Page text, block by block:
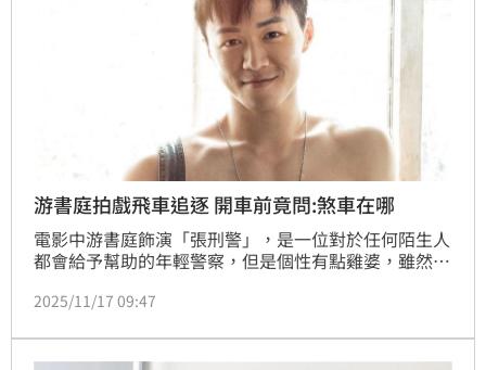
游書庭拍戲飛車追逐 開車前竟問:煞車在哪
電影中游書庭飾演「張刑警」，是一位對於任何陌生人
都會給予幫助的年輕警察，但是個性有點雞婆，雖然滿
「我把自己想像成是個大學生來演，片中明明是刑警辦
台演講，但講稿卻沒有背熟，說話太有自信。」
2025/11/17 09:47